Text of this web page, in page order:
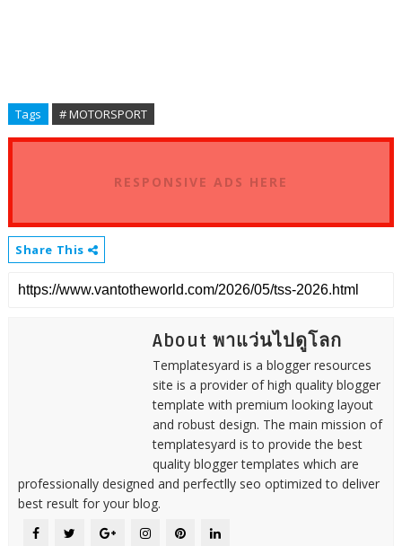
Tags # MOTORSPORT
RESPONSIVE ADS HERE
Share This
About พาแว่นไปดูโลก
Templatesyard is a blogger resources
site is a provider of high quality blogger
template with premium looking layout
and robust design. The main mission of
templatesyard is to provide the best
quality blogger templates which are
professionally designed and perfectlly seo optimized to deliver
best result for your blog.